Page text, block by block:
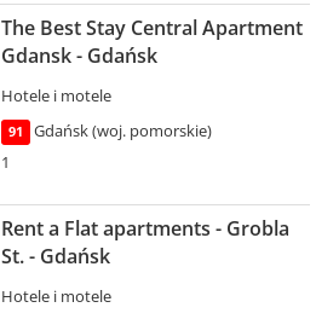
The Best Stay Central Apartment
Gdansk - Gdańsk
Hotele i motele
91
Gdańsk (woj. pomorskie)
1
Rent a Flat apartments - Grobla
St. - Gdańsk
Hotele i motele